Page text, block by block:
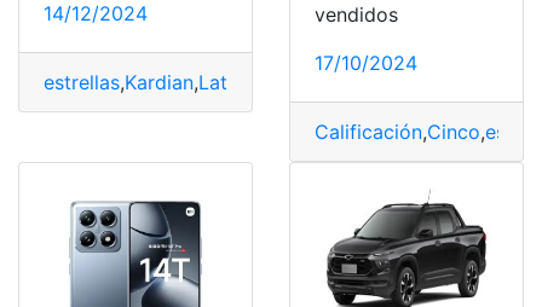
14/12/2024
estrellas,Kardian,Latin
vendidos
17/10/2024
Calificación,Cinco,